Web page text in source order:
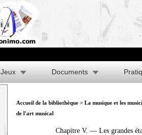
Jeux Documents
Accueil de la bibliothèque > La musique et les
de l'art musical
Chapitre V. — Les grandes